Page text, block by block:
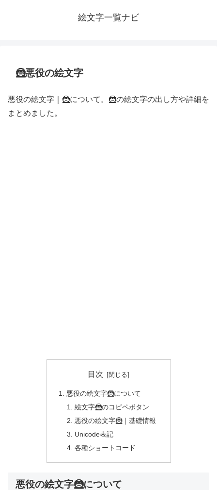
絵文字一覧ナビ
🦹悪役の絵文字
悪役の絵文字｜🦹について。🦹の絵文字の出し方や詳細を
まとめました。
目次
悪役の絵文字🦹について
絵文字🦹のコピペボタン
悪役の絵文字🦹｜基礎情報
Unicode表記
各種ショートコード
悪役の絵文字🦹について